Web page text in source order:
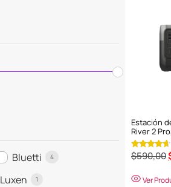
Bluetti 4
Luxen 1
Estación
River 2
Valorado
en
de 5
$590,00
Ver